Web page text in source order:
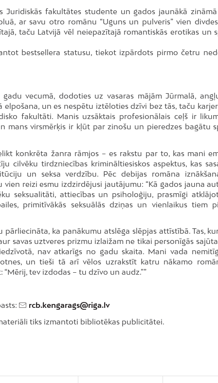
Juridiskās fakultātes studente un gados jaunākā
ar savu otro romānu “Uguns un pulveris” vien
taču Latvijā vēl neiepazītajā romantiskās erotikas un
bestsellera statusu, tiekot izpārdots pirmo četru
vecumā, dodoties uz vasaras mājām Jūrmalā,
un es nespētu iztēloties dzīvi bez tās, taču
fakultāti. Manis uzsāktais profesionālais ceļš ir
mans virsmērķis ir kļūt par zinošu un pieredzes bagātu
konkrēta žanra rāmjos – es rakstu par to, kas mani
cilvēku tirdzniecības krimināltiesiskos aspektus, kas
un seksa verdzību. Pēc debijas romāna
reizi esmu izdzirdējusi jautājumu: “Kā gados jauna
seksualitāti, attiecības un psiholoģiju, prasmīgi
primitīvākās seksuālās dziņas un vienlaikus tiem
ka panākumu atslēga slēpjas attīstībā. Tas,
savas uztveres prizmu izlaižam ne tikai personīgās
nav atkarīgs no gadu skaita. Mani vada
un tieši tā arī vēlos uzrakstīt katru nākamo
tev izdodas – tu dzīvo un audz.””
rcb.kengarags@riga.lv
tiks izmantoti bibliotēkas publicitātei.